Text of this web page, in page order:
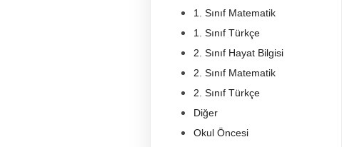
1. Sınıf Matematik
1. Sınıf Türkçe
2. Sınıf Hayat Bilgisi
2. Sınıf Matematik
2. Sınıf Türkçe
Diğer
Okul Öncesi